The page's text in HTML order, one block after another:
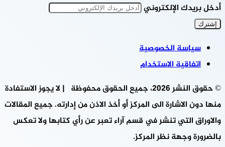
أدخل بريدك الإلكتروني
سياسة الخصوصية
اتفاقية الاستخدام
© حقوق النشر 2026، جميع الحقوق محفوظة | لا يجوز الاستفادة
منها دون الاشارة الى المركز أو أخذ الاذن من إدارته. جميع المقالات
والاوراق التي تنشر في قسم آراء تعبر عن رأي كتابها ولا تعكس
بالضرورة وجهة نظر المركز.